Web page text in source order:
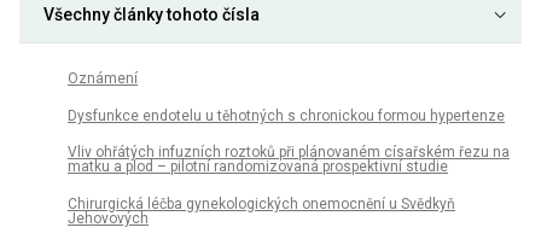
Všechny články tohoto čísla
Oznámení
Dysfunkce endotelu u těhotných s chronickou formou hypertenze
Vliv ohřátých infuzních roztoků při plánovaném císařském řezu na
matku a plod – pilotní randomizovaná prospektivní studie
Chirurgická léčba gynekologických onemocnění u Svědkyň
Jehovových